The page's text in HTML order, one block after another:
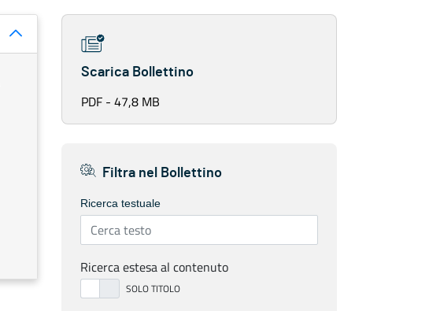
Scarica Bollettino
PDF - 47,8 MB
Filtra nel Bollettino
Ricerca testuale
Ricerca estesa al contenuto